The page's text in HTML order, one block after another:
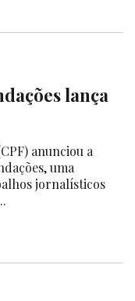
lança
anunciou a
uma
jornalísticos